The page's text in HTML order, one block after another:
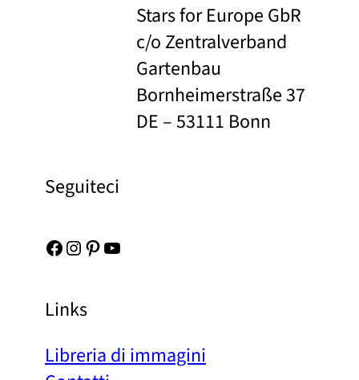
Stars for Europe GbR
c/o Zentralverband
Gartenbau
Bornheimerstraße 37
DE – 53111 Bonn
Seguiteci
Facebook Instagram Pinterest YouTube
Links
Libreria di immagini